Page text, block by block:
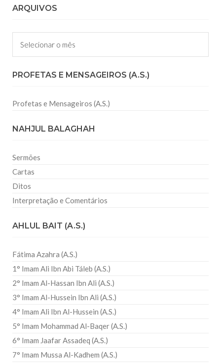
ARQUIVOS
Arquivos
PROFETAS E MENSAGEIROS (A.S.)
Profetas e Mensageiros (A.S.)
NAHJUL BALAGHAH
Sermões
Cartas
Ditos
Interpretação e Comentários
AHLUL BAIT (A.S.)
Fátima Azahra (A.S.)
1° Imam Ali Ibn Abi Táleb (A.S.)
2° Imam Al-Hassan Ibn Ali (A.S.)
3° Imam Al-Hussein Ibn Ali (A.S.)
4° Imam Ali Ibn Al-Hussein (A.S.)
5° Imam Mohammad Al-Baqer (A.S.)
6° Imam Jaafar Assadeq (A.S.)
7° Imam Mussa Al-Kadhem (A.S.)